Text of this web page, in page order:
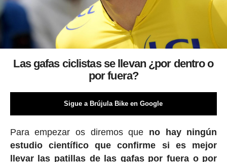
Las gafas ciclistas se llevan ¿por dentro o
por fuera?
Sigue a Brújula Bike en Google
Para empezar os diremos que no hay ningún
estudio científico que confirme si es mejor
llevar las patillas de las gafas por fuera o por